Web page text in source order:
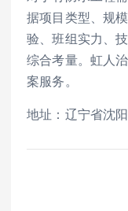
据项目类型、规
验、班组实力、
综合考量。虹人
案服务。
地址：辽宁省沈